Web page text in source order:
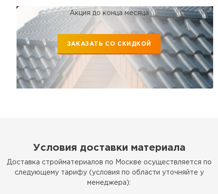
Акция до конца месяца
ЗАКАЗАТЬ СО СКИДКОЙ
Условия доставки материала
Доставка стройматериалов по Москве осуществляется по
следующему тарифу (условия по области уточняйте у
менеджера):